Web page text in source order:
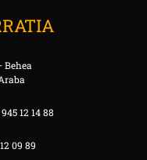
Behea
12 14 88
09 89